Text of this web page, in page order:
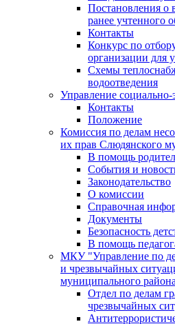
Постановления о
ранее учтенного
Контакты
Конкурс по
организации для
Схемы
водоотведения
Управление социально-
Контакты
Положение
Комиссия по делам
их прав Слюдянского
В помощь
События и
Законодательство
О комиссии
Справочная
Документы
Безопасность
В помощь
МКУ "Управление по
и чрезвычайных
муниципального
Отдел по делам
чрезвычайных